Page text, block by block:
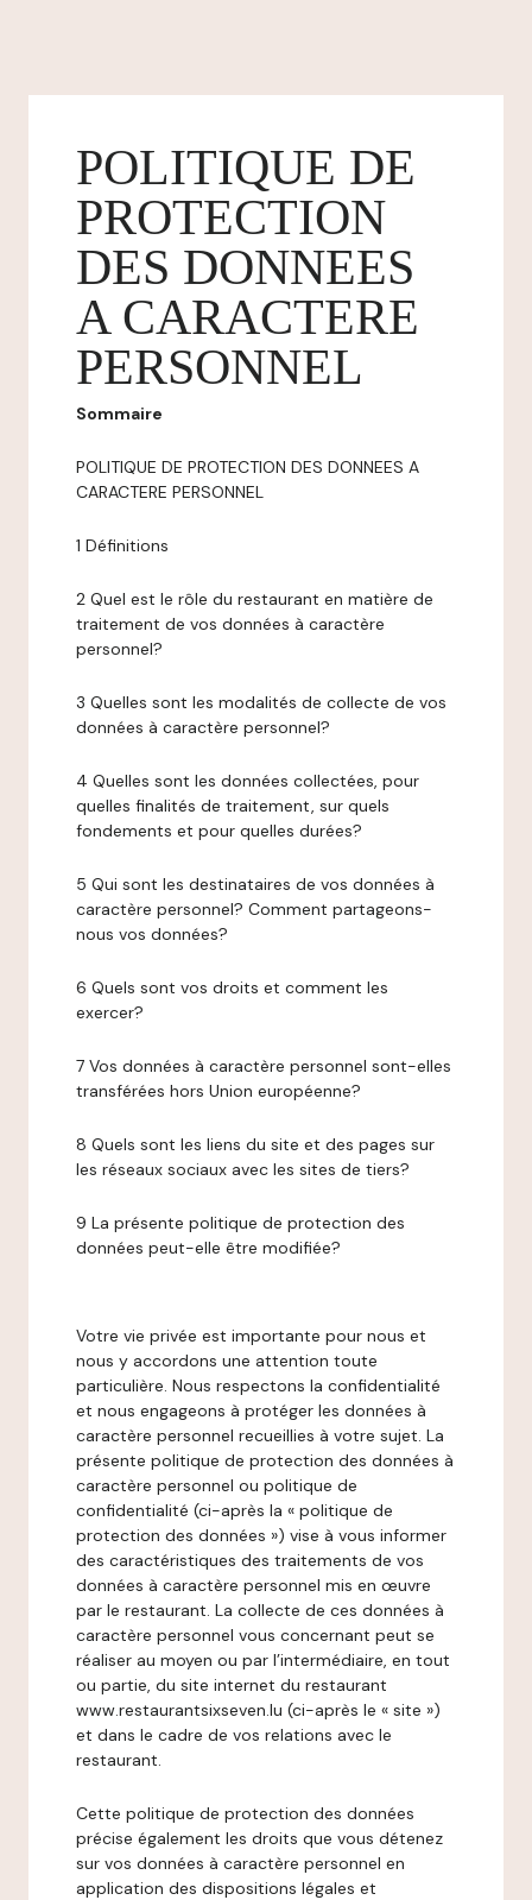
POLITIQUE DE
PROTECTION
DES DONNEES
A CARACTERE
PERSONNEL
Sommaire
POLITIQUE DE PROTECTION DES DONNEES A
CARACTERE PERSONNEL
1 Définitions
2 Quel est le rôle du restaurant en matière de
traitement de vos données à caractère
personnel?
3 Quelles sont les modalités de collecte de vos
données à caractère personnel?
4 Quelles sont les données collectées, pour
quelles finalités de traitement, sur quels
fondements et pour quelles durées?
5 Qui sont les destinataires de vos données à
caractère personnel? Comment partageons-
nous vos données?
6 Quels sont vos droits et comment les
exercer?
7 Vos données à caractère personnel sont-elles
transférées hors Union européenne?
8 Quels sont les liens du site et des pages sur
les réseaux sociaux avec les sites de tiers?
9 La présente politique de protection des
données peut-elle être modifiée?
Votre vie privée est importante pour nous et
nous y accordons une attention toute
particulière. Nous respectons la confidentialité
et nous engageons à protéger les données à
caractère personnel recueillies à votre sujet. La
présente politique de protection des données à
caractère personnel ou politique de
confidentialité (ci-après la « politique de
protection des données ») vise à vous informer
des caractéristiques des traitements de vos
données à caractère personnel mis en œuvre
par le restaurant. La collecte de ces données à
caractère personnel vous concernant peut se
réaliser au moyen ou par l’intermédiaire, en tout
ou partie, du site internet du restaurant
www.restaurantsixseven.lu (ci-après le « site »)
et dans le cadre de vos relations avec le
restaurant.
Cette politique de protection des données
précise également les droits que vous détenez
sur vos données à caractère personnel en
application des dispositions légales et